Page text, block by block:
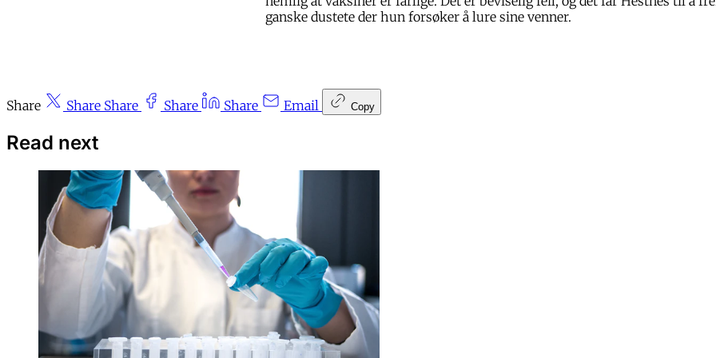
ganske dustete der hun forsøker å lure sine venner.
Share Share Share Share Share Email Copy
Read next